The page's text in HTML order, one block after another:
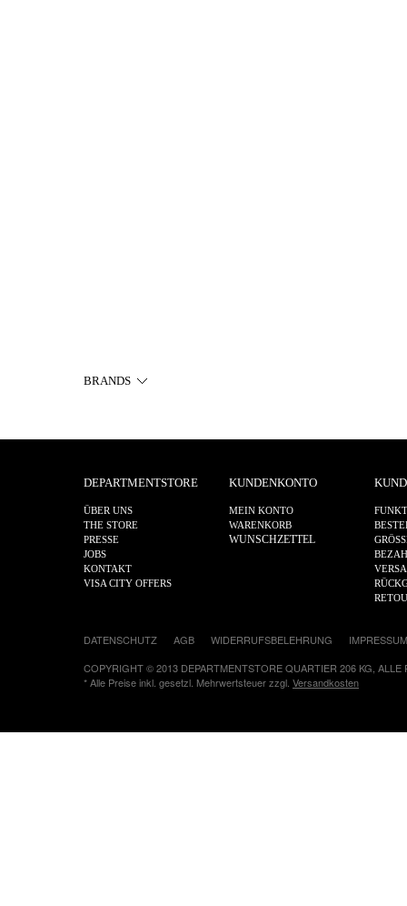
BRANDS
DEPARTMENTSTORE
ÜBER UNS
THE STORE
PRESSE
JOBS
KONTAKT
VISA CITY OFFERS
KUNDENKONTO
MEIN KONTO
WARENKORB
WUNSCHZETTEL
DATENSCHUTZ AGB WIDERRUFSBELEHRUNG
IMPRESSUM
COPYRIGHT © 2013 DEPARTMENTSTORE QUARTIER 206 KG, ALLE
* Alle Preise inkl. gesetzl. Mehrwertsteuer zzgl. Versandkosten